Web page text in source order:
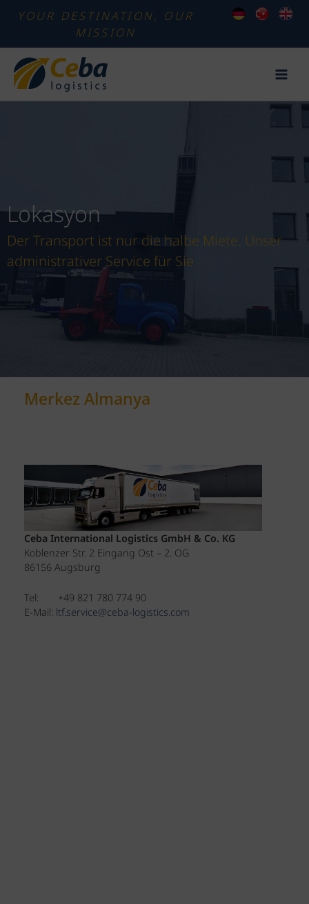
YOUR DESTINATION, OUR
MISSION
Lokasyon
Der Transport ist nur die halbe Miete. Unser
administrativer Service für Sie
Merkez Almanya
Ceba International Logistics GmbH & Co. KG
Koblenzer Str. 2 Eingang Ost – 2. OG
86156 Augsburg
Tel: +49 821 780 774 90
E-Mail: ltf.service@ceba-logistics.com